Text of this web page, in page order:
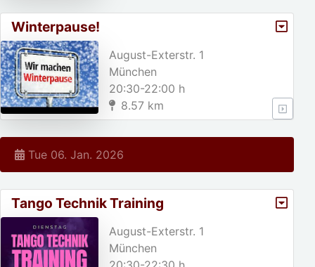
Winterpause!
August-Exterstr. 1
München
20:30-22:00 h
8.57 km
Tue 06. Jan. 2026
Tango Technik Training
August-Exterstr. 1
München